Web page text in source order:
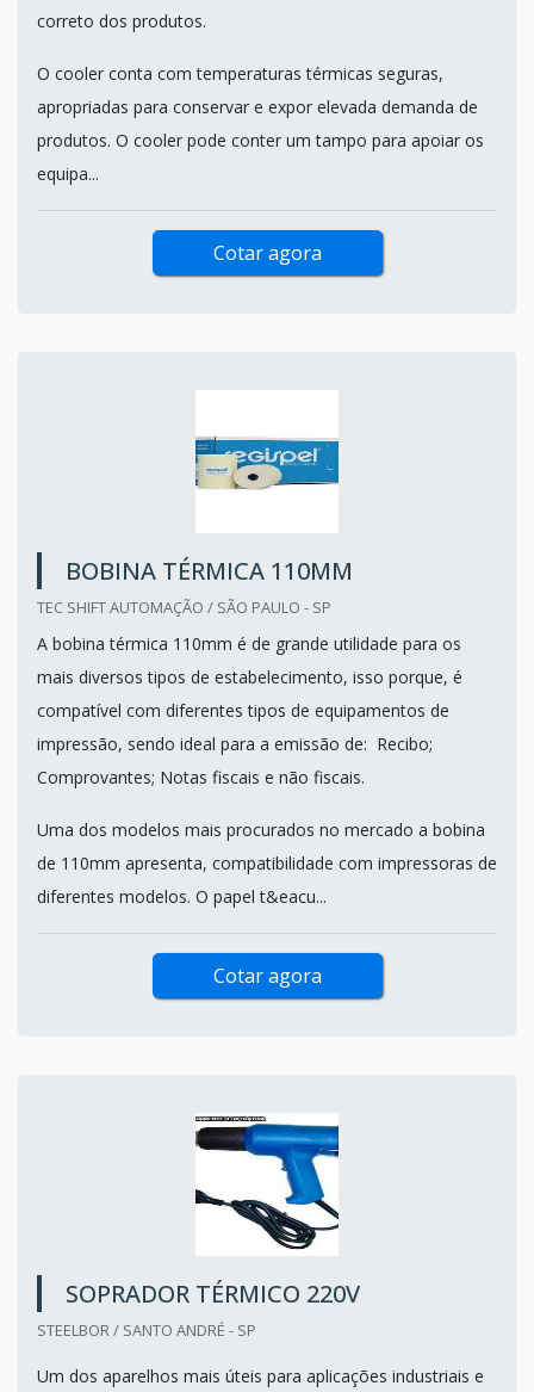
correto dos produtos.
O cooler conta com temperaturas térmicas seguras,
apropriadas para conservar e expor elevada demanda de
produtos. O cooler pode conter um tampo para apoiar os
equipa...
Cotar agora
BOBINA TÉRMICA 110MM
TEC SHIFT AUTOMAÇÃO / SÃO PAULO - SP
A bobina térmica 110mm é de grande utilidade para os
mais diversos tipos de estabelecimento, isso porque, é
compatível com diferentes tipos de equipamentos de
impressão, sendo ideal para a emissão de: Recibo;
Comprovantes; Notas fiscais e não fiscais.
Uma dos modelos mais procurados no mercado a bobina
de 110mm apresenta, compatibilidade com impressoras de
diferentes modelos. O papel t&eacu...
Cotar agora
SOPRADOR TÉRMICO 220V
STEELBOR / SANTO ANDRÉ - SP
Um dos aparelhos mais úteis para aplicações industriais e